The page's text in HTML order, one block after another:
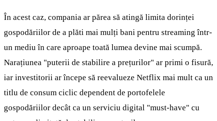
În acest caz, compania ar părea să atingă limita dorinței
gospodăriilor de a plăti mai mulți bani pentru streaming într-
un mediu în care aproape toată lumea devine mai scumpă.
Narațiunea "puterii de stabilire a prețurilor" ar primi o fisură,
iar investitorii ar începe să reevalueze Netflix mai mult ca un
titlu de consum ciclic dependent de portofelele
gospodăriilor decât ca un serviciu digital "must-have" cu